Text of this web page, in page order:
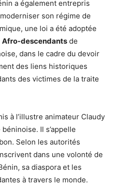
a également entrepris
son régime de
une loi a été adoptée
Afro-descendants de
dans le cadre du devoir
des liens historiques
des victimes de la traite
à l’illustre animateur Claudy
Il s’appelle
Selon les autorités
dans une volonté de
sa diaspora et les
à travers le monde.